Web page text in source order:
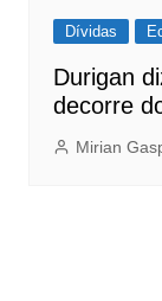
Dívidas
Durigan
decorre
Mirian